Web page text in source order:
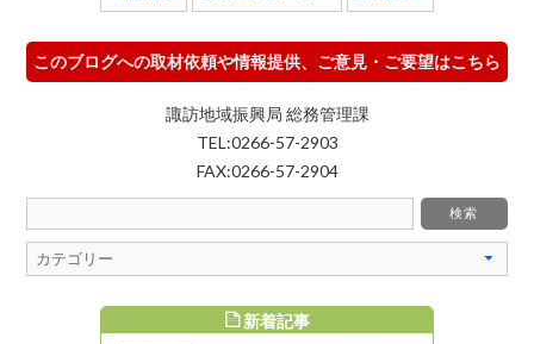
このブログへの取材依頼や情報提供、ご意見・ご要望はこちら
諏訪地域振興局 総務管理課
TEL:0266-57-2903
FAX:0266-57-2904
新着記事